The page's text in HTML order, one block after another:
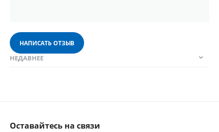
НАПИСАТЬ ОТЗЫВ
НЕДАВНЕЕ
Оставайтесь на связи